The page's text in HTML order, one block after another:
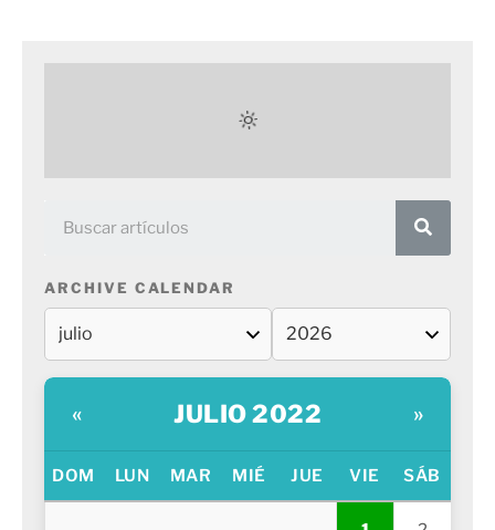
ARCHIVE CALENDAR
« JULIO 2022 »
DOM LUN MAR MIÉ JUE VIE SÁB